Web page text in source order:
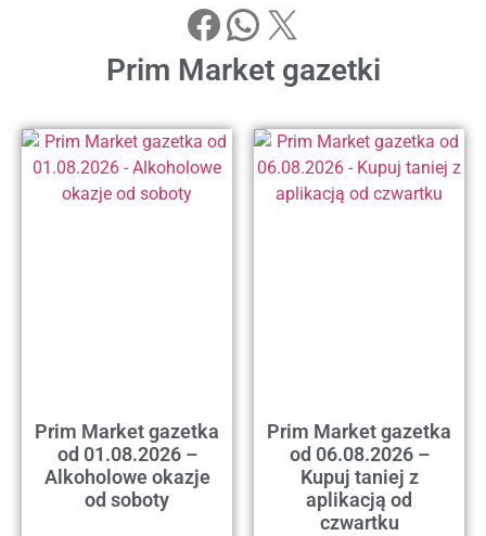
Prim Market gazetki
Prim Market gazetka
od 01.08.2026 –
Alkoholowe okazje
od soboty
Prim Market gazetka
od 06.08.2026 –
Kupuj taniej z
aplikacją od
czwartku